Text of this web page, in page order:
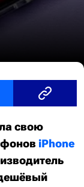
свою
iPhone